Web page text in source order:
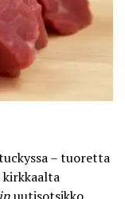
– tuoretta
kirkkaalta